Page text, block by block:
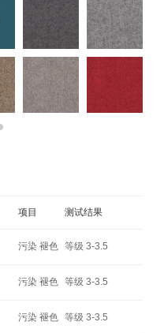
项目 测试结果
污染 褪色 等级 3-3.5
污染 褪色 等级 3-3.5
污染 褪色 等级 3-3.5